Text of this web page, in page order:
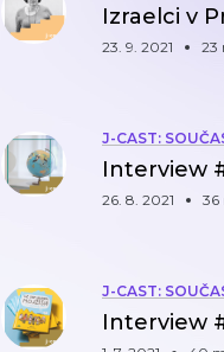
Izraelci v
23. 9. 2021 23
J-CAST:
Interview
26. 8. 2021 36
J-CAST:
Interview